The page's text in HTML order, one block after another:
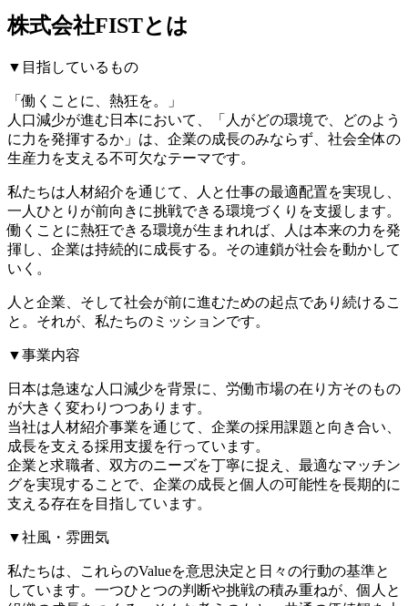
株式会社FISTとは
▼目指しているもの
「働くことに、熱狂を。」
人口減少が進む日本において、「人がどの環境で、どのよう
に力を発揮するか」は、企業の成長のみならず、社会全体の
生産力を支える不可欠なテーマです。
私たちは人材紹介を通じて、人と仕事の最適配置を実現し、
一人ひとりが前向きに挑戦できる環境づくりを支援します。
働くことに熱狂できる環境が生まれれば、人は本来の力を発
揮し、企業は持続的に成長する。その連鎖が社会を動かして
いく。
人と企業、そして社会が前に進むための起点であり続けるこ
と。それが、私たちのミッションです。
▼事業内容
日本は急速な人口減少を背景に、労働市場の在り方そのもの
が大きく変わりつつあります。
当社は人材紹介事業を通じて、企業の採用課題と向き合い、
成長を支える採用支援を行っています。
企業と求職者、双方のニーズを丁寧に捉え、最適なマッチン
グを実現することで、企業の成長と個人の可能性を長期的に
支える存在を目指しています。
▼社風・雰囲気
私たちは、これらのValueを意思決定と日々の行動の基準と
しています。一つひとつの判断や挑戦の積み重ねが、個人と